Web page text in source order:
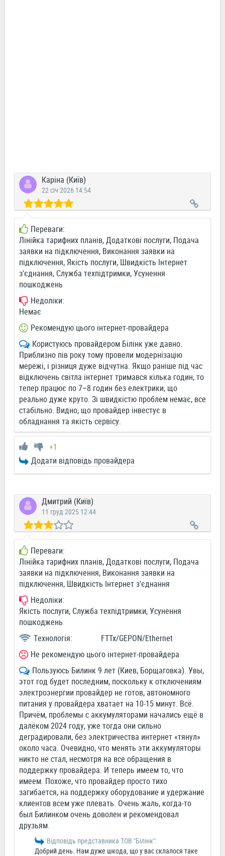
Каріна (Київ)
22 січ 2026 14:54
Переваги:
Лінійка тарифних планів, Додаткові послуги, Подача
заявки на підключення, Виконання заявки на
підключення, Якість послуги, Швидкість Інтернет
з'єднання, Служба техпідтримки, Усунення
пошкоджень
Недоліки:
Немає
Рекомендую цього інтернет-провайдера
Користуюсь провайдером Білінк уже давно.
Приблизно пів року тому провели модернізацію
мережі, і різниця дуже відчутна. Якщо раніше під час
відключень світла інтернет тримався кілька годин, то
тепер працює по 7–8 годин без електрики, що
реально дуже круто. Зі швидкістю проблем немає, все
стабільно. Видно, що провайдер інвестує в
обладнання та якість сервісу.
+1
Додати відповідь провайдера
Дмитрий (Київ)
11 груд 2025 12:44
Переваги:
Лінійка тарифних планів, Додаткові послуги, Подача
заявки на підключення, Виконання заявки на
підключення, Швидкість Інтернет з'єднання
Недоліки:
Якість послуги, Служба техпідтримки, Усунення
пошкоджень
Технологія:
FTTx/GEPON/Ethernet
Не рекомендую цього інтернет-провайдера
Пользуюсь Билинк 9 лет (Киев, Борщаговка). Увы,
этот год будет последним, поскольку к отключениям
электроэнергии провайдер не готов, автономного
питания у провайдера хватает на 10-15 минут. Всё.
Причём, проблемы с аккумуляторами начались ещё в
далёком 2024 году, уже тогда они сильно
деградировали, без электричества интернет «тянул»
около часа. Очевидно, что менять эти аккумуляторы
никто не стал, несмотря на все обращения в
поддержку провайдера. И теперь имеем то, что
имеем. Похоже, что провайдер просто тихо
загибается, на поддержку оборудование и удержание
клиентов всем уже плевать. Очень жаль, когда-то
был Билинком очень доволен и рекомендовал
друзьям.
Відповідь представника ТОВ "Білінк":
Добрий день. Нам дуже шкода, що у вас склалося таке